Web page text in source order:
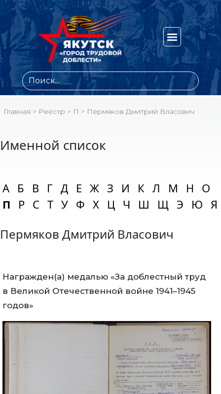
Главная > Реестр > П > Пермяков Дмитрий Власович
Именной список
А Б В Г Д Е Ж З И К Л М Н О
П
Р С Т У Ф Х Ц Ч Ш Щ Э Ю Я
Пермяков Дмитрий Власович
Награжден(а) медалью «За доблестный труд
в Великой Отечественной войне 1941–1945
годов»